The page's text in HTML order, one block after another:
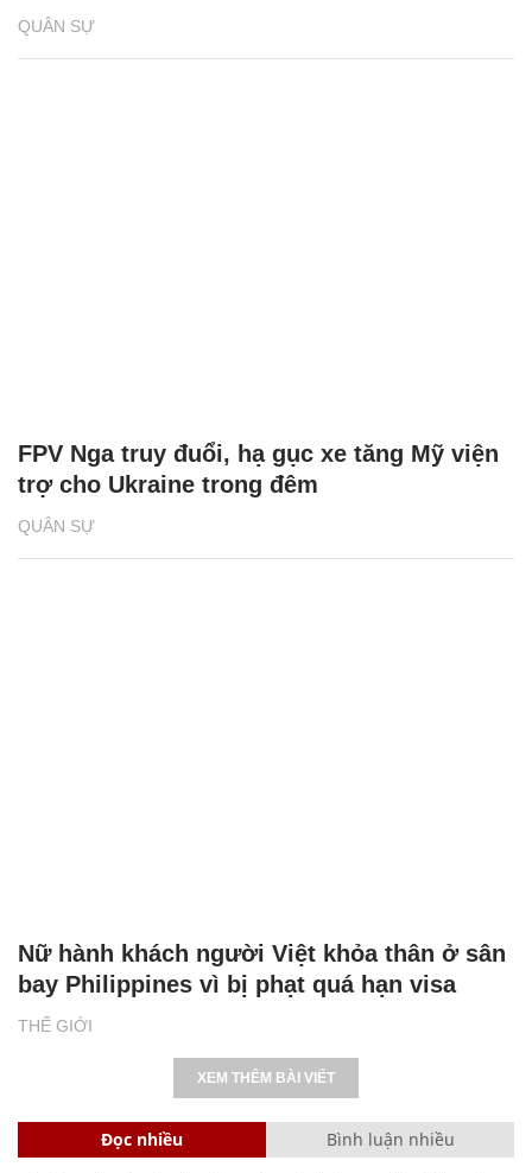
QUÂN SỰ
QUÂN SỰ
FPV Nga truy đuổi, hạ gục xe tăng Mỹ viện
trợ cho Ukraine trong đêm
THẾ GIỚI
Nữ hành khách người Việt khỏa thân ở sân
bay Philippines vì bị phạt quá hạn visa
XEM THÊM BÀI VIẾT
Đọc nhiều Bình luận nhiều